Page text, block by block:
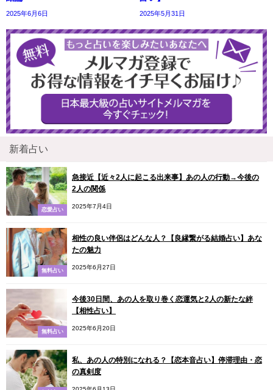
2025年6月6日 2025年5月31日
新着占い
恋愛占い
急接近【近々2人に起こる出来事】あの人の行動→今後の
2人の関係
2025年7月4日
無料占い
相性の良い伴侶はどんな人？【良縁繋がる結婚占い】あな
たの魅力
2025年6月27日
無料占い
今後30日間、あの人を取り巻く恋運気と2人の新たな絆
【相性占い】
2025年6月20日
私、あの人の特別になれる？【恋本音占い】停滞理由・恋
の真剣度
2025年6月13日